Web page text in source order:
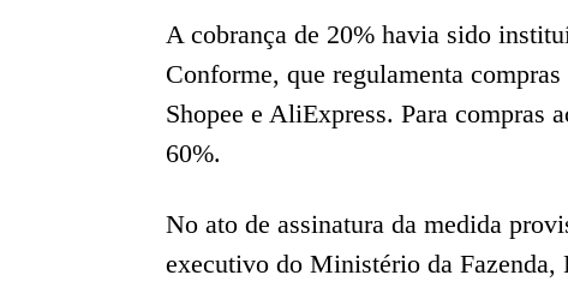
A cobrança de 20% havia sido
Conforme, que regulamenta
Shopee e AliExpress. Para compras
60%.
No ato de assinatura da medida
executivo do Ministério da